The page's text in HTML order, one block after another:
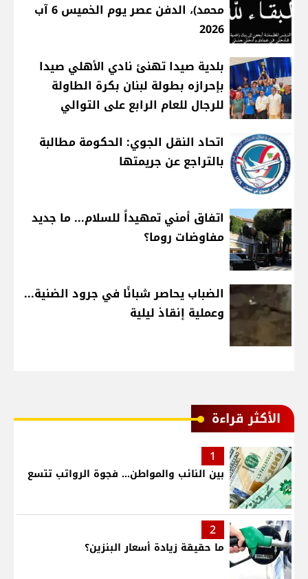
محمد)، الدفن عصر يوم الخميس 6 آب
2026
بلدية صيدا تهنئ نادي الأهلي صيدا
بإحرازه بطولة لبنان بكرة الطاولة
للرجال للعام الرابع على التوالي
اتحاد النقل الجوي: الحكومة مطالبة
بالتراجع عن جريمتها
اتفاق أمني تمهيداً للسلام... ما جديد
مفاوضات روما؟
الضباب يحاصر شبانًا في جرود الضنية...
وعملية إنقاذ ليلية
الأكثر قراءة
1
بين النائب والمواطن... فجوة الرواتب تتسع
2
ما حقيقة زيادة أسعار البنزين؟